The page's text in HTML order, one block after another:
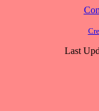
Last